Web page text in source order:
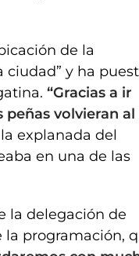
de la
ciudad” y ha
“Gracias a ir
volvieran al
explanada del
en una de las
la delegación de
la programación,